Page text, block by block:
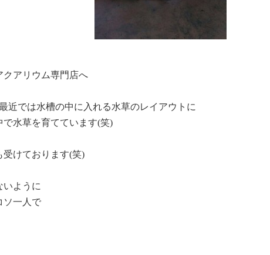
クアリウム専門店へ
近では水槽の中に入れる水草のレイアウトに
水草を育てています(笑)
受けております(笑)
いように
ソ一人で